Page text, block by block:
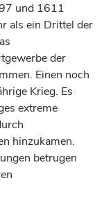
und 1611
als ein Drittel der
der
Einen noch
Krieg. Es
extreme
hinzukamen.
betrugen